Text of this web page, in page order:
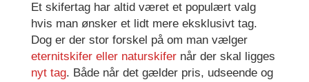
Et skifertag har altid været et populært valg
hvis man ønsker et lidt mere eksklusivt tag.
Dog er der stor forskel på om man vælger
eternitskifer eller naturskifernår der skal ligges
nyt tag. Både når det gælder pris, udseende og